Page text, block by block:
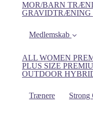
MOR/BARN
GRAVIDTRÆNING
Medlemskab
ALL WOMEN
PLUS SIZE
OUTDOOR
Trænere Strong